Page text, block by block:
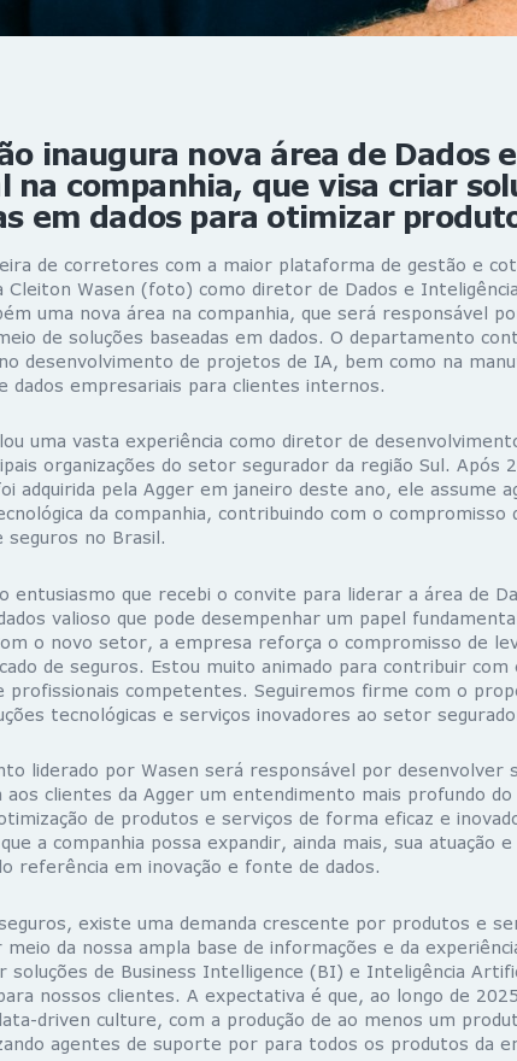
inaugura nova área de Dados
na companhia, que visa criar
em dados para otimizar
de corretores com a maior plataforma de gestão e
Cleiton Wasen (foto) como diretor de Dados e
uma nova área na companhia, que será responsável
de soluções baseadas em dados. O departamento
desenvolvimento de projetos de IA, bem como na
dados empresariais para clientes internos.
uma vasta experiência como diretor de
organizações do setor segurador da região Sul. Após
adquirida pela Agger em janeiro deste ano, ele assume
da companhia, contribuindo com o compromisso
seguros no Brasil.
entusiasmo que recebi o convite para liderar a área de
valioso que pode desempenhar um papel
o novo setor, a empresa reforça o compromisso de
de seguros. Estou muito animado para contribuir
profissionais competentes. Seguiremos firme com o
tecnológicas e serviços inovadores ao setor
liderado por Wasen será responsável por desenvolver
aos clientes da Agger um entendimento mais profundo
de produtos e serviços de forma eficaz e
a companhia possa expandir, ainda mais, sua atuação
referência em inovação e fonte de dados.
existe uma demanda crescente por produtos e
da nossa ampla base de informações e da
soluções de Business Intelligence (BI) e Inteligência
nossos clientes. A expectativa é que, ao longo de
driven culture, com a produção de ao menos um
agentes de suporte por para todos os produtos da